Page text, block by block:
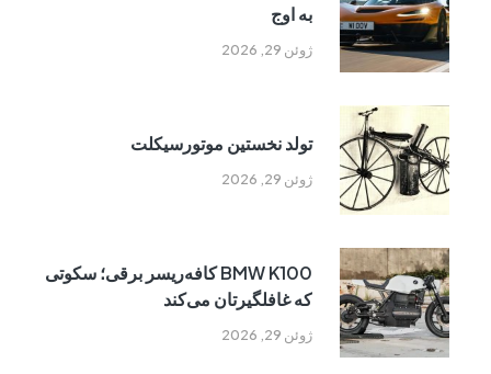
ژوئن 29, 2026
به اوج
ژوئن 29, 2026
تولد نخستین موتورسیکلت
ژوئن 29, 2026
BMW K100 کافه‌ریسر برقی؛ سکوتی
که غافلگیرتان می‌کند